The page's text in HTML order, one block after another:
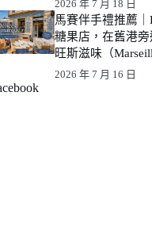
2026 年 7 月 18 日
馬賽伴手禮推薦｜
糖果店，在舊港
旺斯滋味（
2026 年 7 月 16 日